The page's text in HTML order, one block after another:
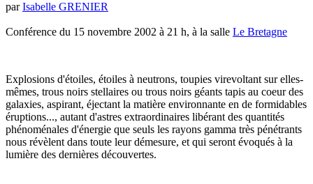
parIsabelle GRENIER
Conférence du 15 novembre 2002 à 21 h, à la salle Le Bretagne
Explosions d'étoiles, étoiles à neutrons, toupies virevoltant sur elles-
mêmes, trous noirs stellaires ou trous noirs géants tapis au coeur des
galaxies, aspirant, éjectant la matière environnante en de formidables
éruptions..., autant d'astres extraordinaires libérant des quantités
phénoménales d'énergie que seuls les rayons gamma très pénétrants
nous révèlent dans toute leur démesure, et qui seront évoqués à la
lumière des dernières découvertes.